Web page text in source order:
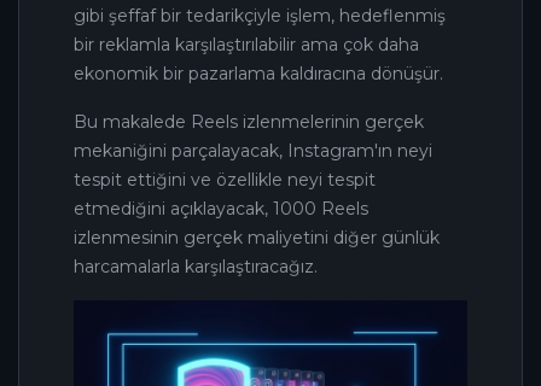
gibi şeffaf bir tedarikçiyle işlem, hedeflenmiş
bir reklamla karşılaştırılabilir ama çok daha
ekonomik bir pazarlama kaldıracına dönüşür.
Bu makalede Reels izlenmelerinin gerçek
mekaniğini parçalayacak, Instagram'ın neyi
tespit ettiğini ve özellikle neyi tespit
etmediğini açıklayacak, 1000 Reels
izlenmesinin gerçek maliyetini diğer günlük
harcamalarla karşılaştıracağız.